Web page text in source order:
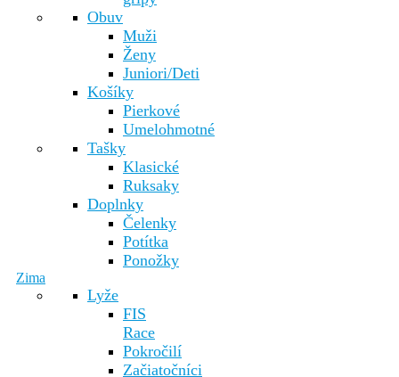
Obuv
Muži
Ženy
Juniori/Deti
Košíky
Pierkové
Umelohmotné
Tašky
Klasické
Ruksaky
Doplnky
Čelenky
Potítka
Ponožky
Zima
Lyže
FIS
Race
Pokročilí
Začiatočníci